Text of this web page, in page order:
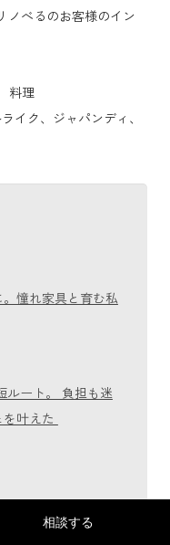
ノべるのお客様のイン
料理
イク、ジャパンディ、
憧れ家具と育む私
ルート。 負担も迷
叶えた